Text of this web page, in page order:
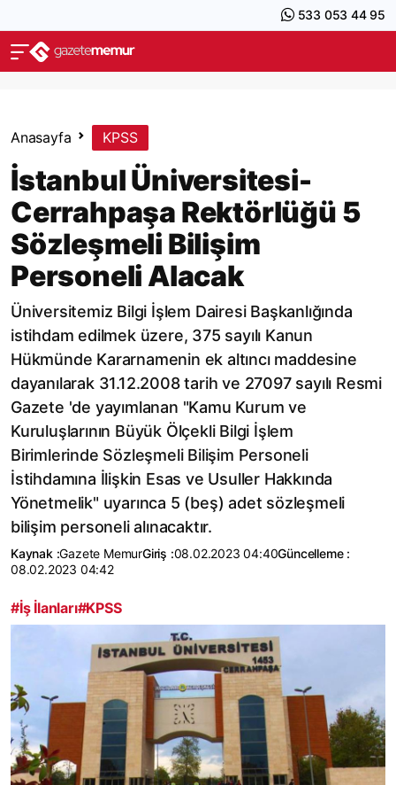
533 053 44 95
Anasayfa KPSS
İstanbul Üniversitesi-
Cerrahpaşa Rektörlüğü 5
Sözleşmeli Bilişim
Personeli Alacak
Üniversitemiz Bilgi İşlem Dairesi Başkanlığında
istihdam edilmek üzere, 375 sayılı Kanun
Hükmünde Kararnamenin ek altıncı maddesine
dayanılarak 31.12.2008 tarih ve 27097 sayılı Resmi
Gazete 'de yayımlanan "Kamu Kurum ve
Kuruluşlarının Büyük Ölçekli Bilgi İşlem
Birimlerinde Sözleşmeli Bilişim Personeli
İstihdamına İlişkin Esas ve Usuller Hakkında
Yönetmelik" uyarınca 5 (beş) adet sözleşmeli
bilişim personeli alınacaktır.
Kaynak :Gazete MemurGiriş :08.02.2023 04:40Güncelleme :
08.02.2023 04:42
#İş İlanları#KPSS